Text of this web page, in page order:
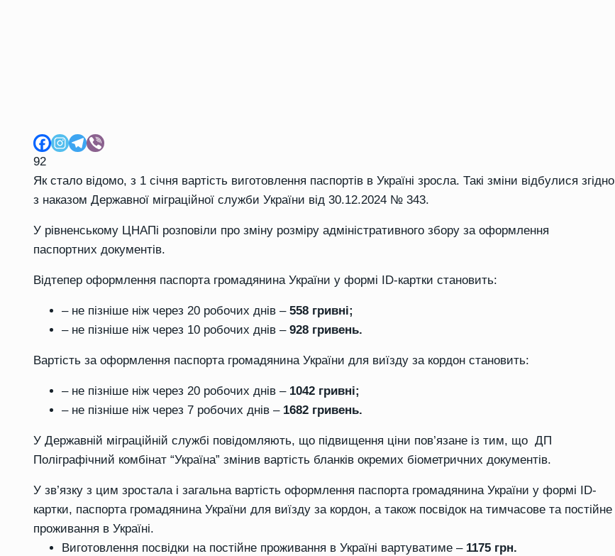
92
Як стало відомо, з 1 січня вартість виготовлення паспортів в Україні зросла. Такі зміни відбулися згідно
з наказом Державної міграційної служби України від 30.12.2024 № 343.
У рівненському ЦНАПі розповіли про зміну розміру адміністративного збору за оформлення
паспортних документів.
Відтепер оформлення паспорта громадянина України у формі ID-картки становить:
– не пізніше ніж через 20 робочих днів – 558 гривні;
– не пізніше ніж через 10 робочих днів – 928 гривень.
Вартість за оформлення паспорта громадянина України для виїзду за кордон становить:
– не пізніше ніж через 20 робочих днів – 1042 гривні;
– не пізніше ніж через 7 робочих днів – 1682 гривень.
У Державній міграційній службі повідомляють, що підвищення ціни пов’язане із тим, що ДП
Поліграфічний комбінат “Україна” змінив вартість бланків окремих біометричних документів.
У зв’язку з цим зростала і загальна вартість оформлення паспорта громадянина України у формі ID-
картки, паспорта громадянина України для виїзду за кордон, а також посвідок на тимчасове та постійне
проживання в Україні.
Виготовлення посвідки на постійне проживання в Україні вартуватиме – 1175 грн.